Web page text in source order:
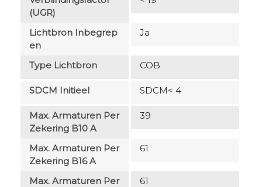
(UGR)
Lichtbron Inbegrep
En
Ja
Type Lichtbron COB
SDCM Initieel SDCM< 4
Max. Armaturen Per
Zekering B10 A
39
Max. Armaturen Per
Zekering B16 A
61
Max. Armaturen Per
61